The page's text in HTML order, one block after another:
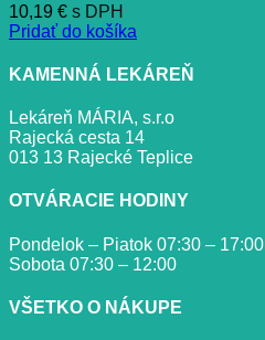
10,19 € s DPH
Pridať do košíka
KAMENNÁ LEKÁREŇ
Lekáreň MÁRIA, s.r.o
Rajecká cesta 14
013 13 Rajecké Teplice
OTVÁRACIE HODINY
Pondelok – Piatok 07:30 – 17:00
Sobota 07:30 – 12:00
VŠETKO O NÁKUPE